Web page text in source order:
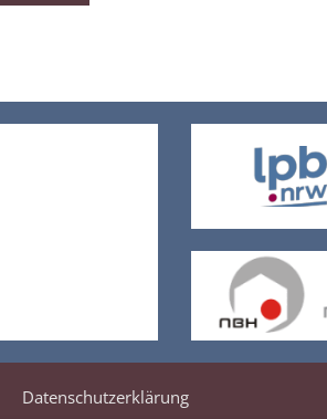
Datenschutzerklärung